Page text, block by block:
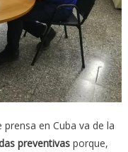
en Cuba va de la
preventivasporque,